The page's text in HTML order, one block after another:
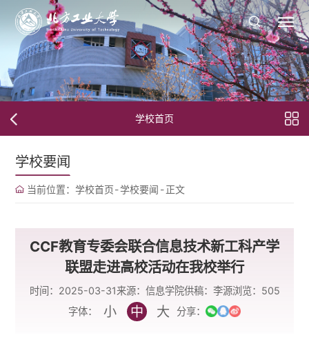
学校首页
学校要闻
当前位置： 学校首页-学校要闻 -正文
CCF教育专委会联合信息技术新工科产学
联盟走进高校活动在我校举行
时间：2025-03-31来源：信息学院供稿：李源浏览： 505
字体：
小 中 大 分享：